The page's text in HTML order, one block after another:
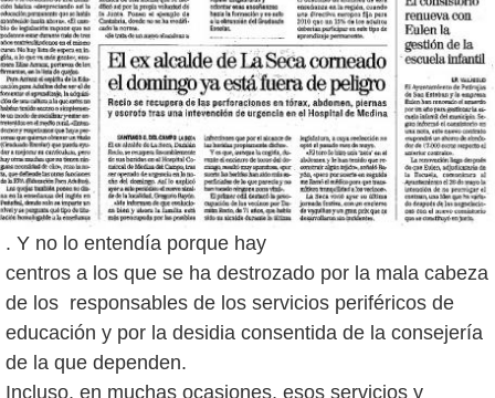
. Y no lo entendía porque hay
centros a los que se ha destrozado por la mala cabeza
de los responsables de los servicios periféricos de
educación y por la desidia consentida de la consejería
de la que dependen.
Incluso, en muchas ocasiones, esos servicios y